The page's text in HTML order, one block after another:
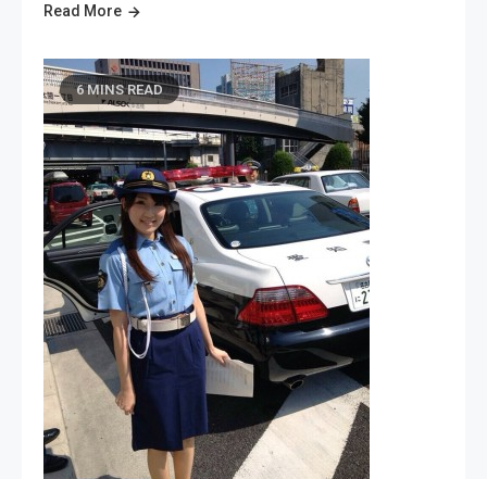
Read More
6 MINS READ